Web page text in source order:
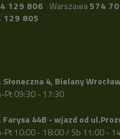
129 806 Warszawa574
129 805
Słoneczna 4, Bielany
Pt 09:30 - 17:30
Farysa 44B - wjazd od
Pt 10:00 - 18:00 / Sb 11:00 -